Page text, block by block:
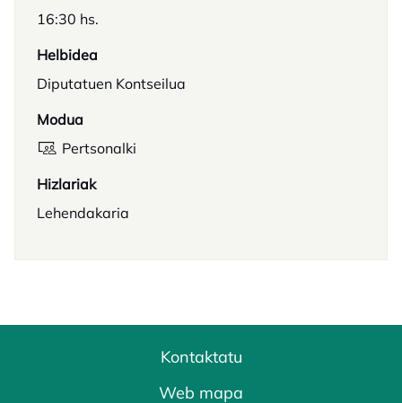
16:30 hs.
Helbidea
Diputatuen Kontseilua
Modua
Pertsonalki
Hizlariak
Lehendakaria
Kontaktatu
Web mapa